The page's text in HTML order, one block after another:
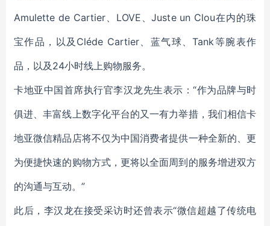
Amulette de Cartier、LOVE、Juste un Clou在内的珠
宝作品，以及Cléde Cartier、蓝气球、Tank等腕表作
品，以及24小时线上购物服务。
卡地亚中国首席执行官李汉龙先生表示：“作为品牌与时
俱进、丰富线上数字化平台的又一有力举措，我们相信卡
地亚微信精品店将不仅为中国消费者提供一种全新的、更
为便捷快速的购物方式，更将以全面周到的服务增进双方
的沟通与互动。”
此后， 李汉龙在接受采访时还曾表示“微信超越了传统电